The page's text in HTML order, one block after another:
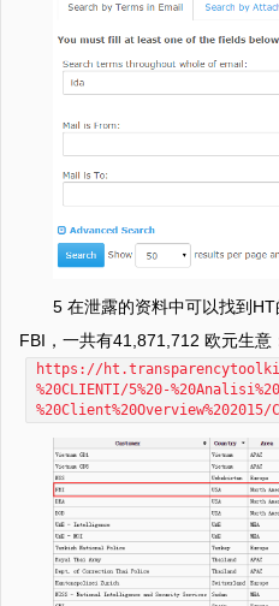
5 在泄露的资料中可以找到
FBI，一共有41,871,712 欧元生意
https://
%20CLIENTI/5%20-